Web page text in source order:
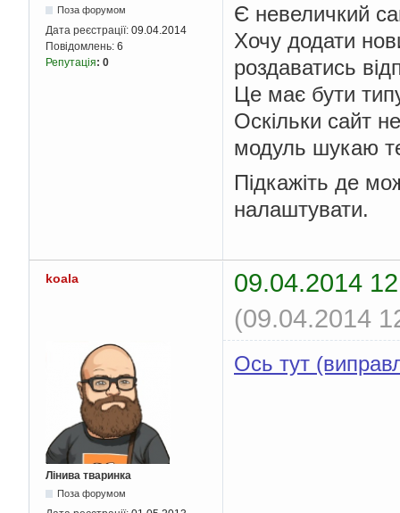
Поза форумом
Дата реєстрації: 09.04.2014
Повідомлень: 6
Репутація: 0
Є невеличкий
Хочу додати
роздаватись
Це має бути
Оскільки сайт
модуль шукаю
Підкажіть де
налаштувати.
koala
09.04.2014
(09.04.2014
Лінива тваринка
Поза форумом
Ось тут